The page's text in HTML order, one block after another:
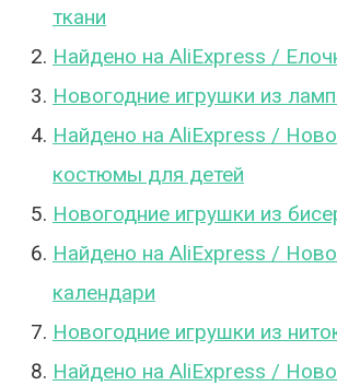
ткани
Найдено на AliExpress /
Новогодние игрушки из
Найдено на AliExpress /
костюмы для детей
Новогодние игрушки из
Найдено на AliExpress /
календари
Новогодние игрушки из
Найдено на AliExpress /